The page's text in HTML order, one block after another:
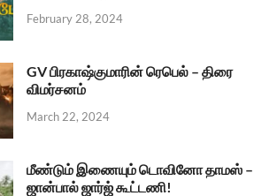
February 28, 2024
GV பிரகாஷ்குமாரின் ரெபெல் – திரை
விமர்சனம்
March 22, 2024
மீண்டும் இணையும் டொவினோ தாமஸ் –
ஜான்பால் ஜார்ஜ் கூட்டணி!